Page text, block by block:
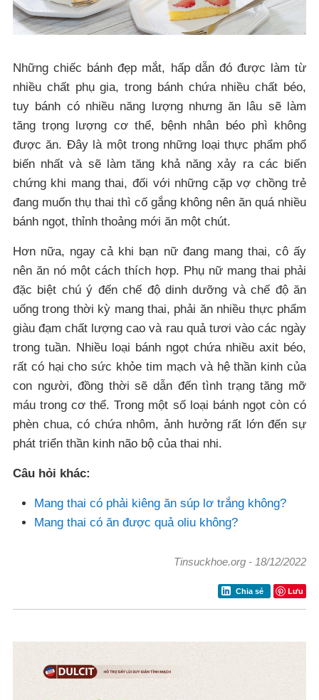
Những chiếc bánh đẹp mắt, hấp dẫn đó được làm từ
nhiều chất phụ gia, trong bánh chứa nhiều chất béo,
tuy bánh có nhiều năng lượng nhưng ăn lâu sẽ làm
tăng trọng lượng cơ thể, bệnh nhân béo phì không
được ăn. Đây là một trong những loại thực phẩm phổ
biến nhất và sẽ làm tăng khả năng xảy ra các biến
chứng khi mang thai, đối với những cặp vợ chồng trẻ
đang muốn thụ thai thì cố gắng không nên ăn quá nhiều
bánh ngọt, thỉnh thoảng mới ăn một chút.
Hơn nữa, ngay cả khi bạn nữ đang mang thai, cô ấy
nên ăn nó một cách thích hợp. Phụ nữ mang thai phải
đặc biệt chú ý đến chế độ dinh dưỡng và chế độ ăn
uống trong thời kỳ mang thai, phải ăn nhiều thực phẩm
giàu đạm chất lượng cao và rau quả tươi vào các ngày
trong tuần. Nhiều loại bánh ngọt chứa nhiều axit béo,
rất có hại cho sức khỏe tim mạch và hệ thần kinh của
con người, đồng thời sẽ dẫn đến tình trạng tăng mỡ
máu trong cơ thể. Trong một số loại bánh ngọt còn có
phèn chua, có chứa nhôm, ảnh hưởng rất lớn đến sự
phát triển thần kinh não bộ của thai nhi.
Câu hỏi khác:
Mang thai có phải kiêng ăn súp lơ trắng không?
Mang thai có ăn được quả oliu không?
Tinsuckhoe.org -18/12/2022
Chia sẻ Lưu